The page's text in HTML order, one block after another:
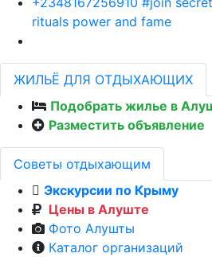
rituals power and fame
ЖИЛЬЁ ДЛЯ ОТДЫХАЮЩИХ
Подобрать жилье в
Разместить объявление
Советы отдыхающим
Экскурсии по Крыму
Цены в Алуште
Фото Алушты
Каталог организаций